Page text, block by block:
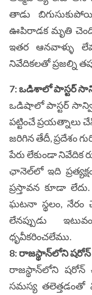
తాడు
ఊపిరాడ‌క మృతి
ఇతర ఆనవాళ్ళు
నివేదిక‌లతో ప్ర‌జ‌ల్ని
7: ఒడిశాలో పాస్టర్
ఒడిషాలో పాస్ట‌ర్ సాన్వి
ప‌ట్టించే ప్ర‌య‌త్నాలు
జరిగిన తేదీ, ప్రదేశం
పేరు లేకుండా నివేదిక
ఛానెల్‌లో ఇది
ప్రస్తావన కూడా
ఘటనా స్థలం, నేరం
లేనప్పుడు
ధృవీకరించలేము.
8: రాజస్థాన్‌లోని
రాజ‌స్థాన్‌లోని ష‌రోన్
స‌మ‌స్య త‌లెత్త‌డంతో